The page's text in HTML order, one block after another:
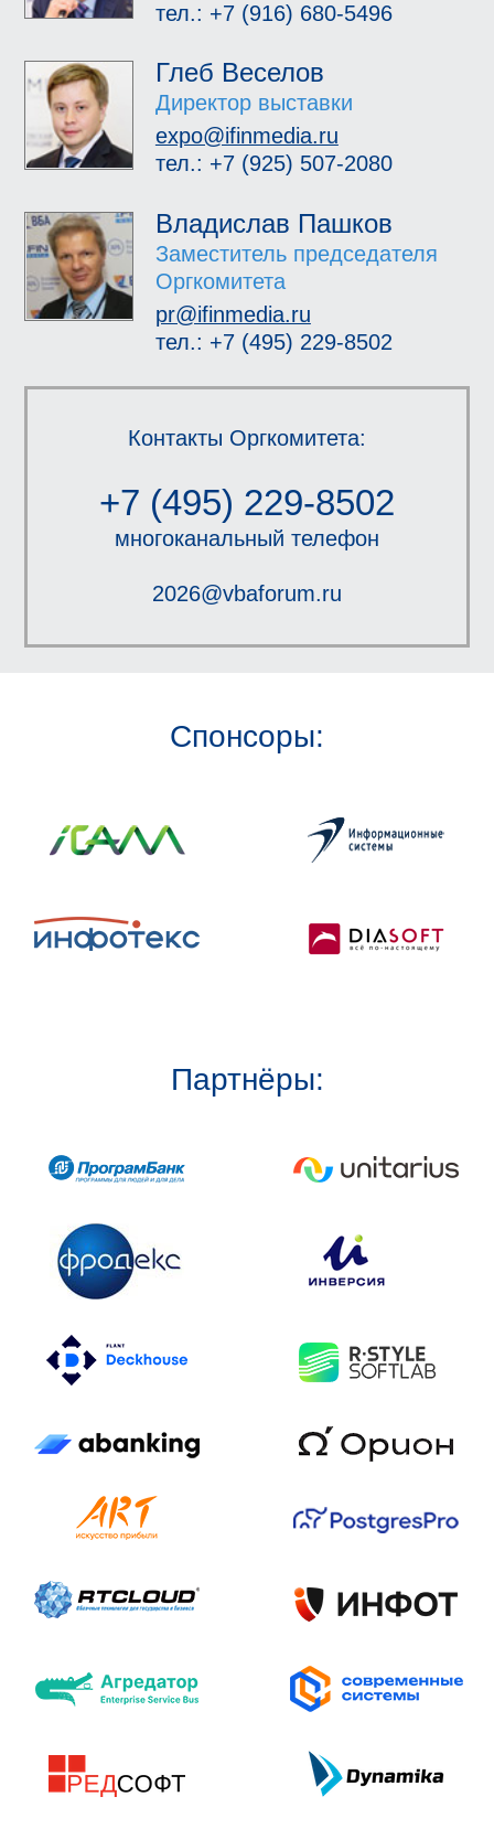
тел.: +7 (916) 680-5496
Глеб Веселов
Директор выставки
expo@ifinmedia.ru
тел.: +7 (925) 507-2080
Владислав Пашков
Заместитель председателя
Оргкомитета
pr@ifinmedia.ru
тел.: +7 (495) 229-8502
Контакты Оргкомитета:
+7 (495) 229-8502
многоканальный телефон
2026@vbaforum.ru
Спонсоры:
Партнёры: